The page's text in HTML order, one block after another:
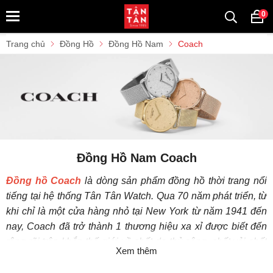
0
Trang chủ Đồng Hồ Đồng Hồ Nam Coach
Đồng Hồ Nam Coach
Đồng hồ Coach là dòng sản phẩm đồng hồ thời trang nổi
tiếng tại hệ thống Tân Tân Watch. Qua 70 năm phát triển, từ
khi chỉ là một cửa hàng nhỏ tại New York từ năm 1941 đến
nay, Coach đã trở thành 1 thương hiệu xa xỉ được biết đến
rộng rãi trên khắp thế giới về chất da thủ công, chất vải chất
lượng và là một trong những nhà thiết kế, sản xuất các phụ
Xem thêm